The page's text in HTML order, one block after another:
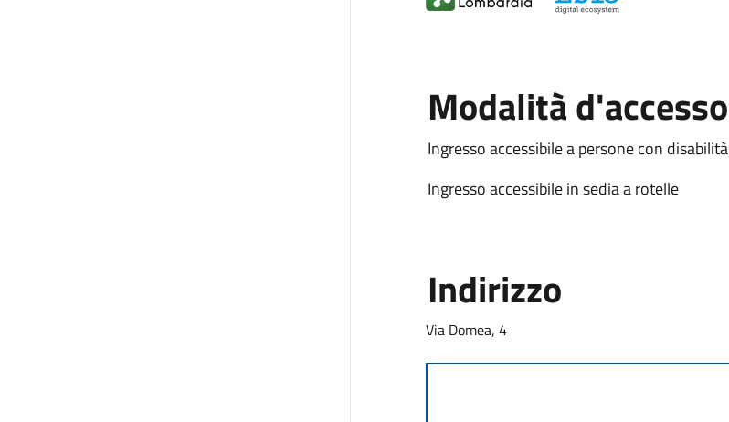
Modalità d'accesso
Ingresso accessibile a persone con disabilità
Ingresso accessibile in sedia a rotelle
Indirizzo
Via Domea, 4